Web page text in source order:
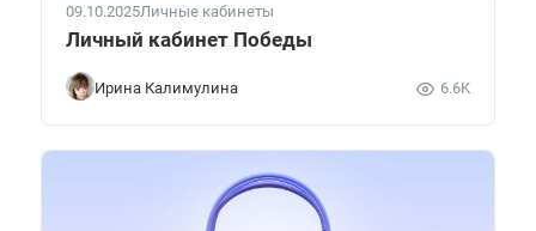
09.10.2025Личные кабинеты
Личный кабинет Победы
Ирина Калимулина 6.6K